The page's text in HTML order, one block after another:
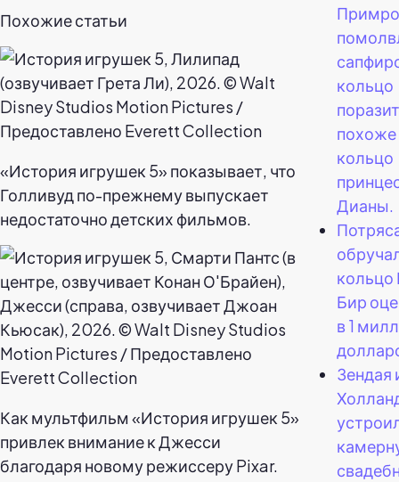
Похожие статьи
«История игрушек 5» показывает, что
Голливуд по-прежнему выпускает
недостаточно детских фильмов.
Как мультфильм «История игрушек 5»
привлек внимание к Джесси
благодаря новому режиссеру Pixar.
кольцо
похоже
кольцо
Дианы.
Бир
в 1
Зендая